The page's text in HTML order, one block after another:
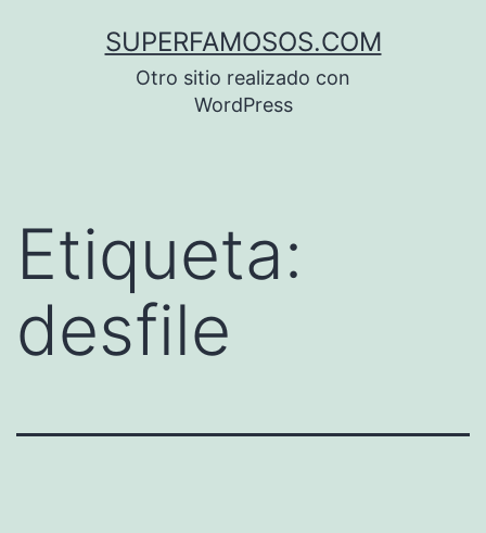
SUPERFAMOSOS.COM
Otro sitio realizado con
WordPress
Etiqueta:
desfile